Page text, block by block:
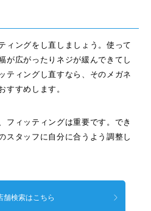
ィングをし直しましょう。使って
が広がったりネジが緩んできてし
ティングし直すなら、そのメガネ
すすめします。
フィッティングは重要です。でき
スタッフに自分に合うよう調整し
舗検索はこちら